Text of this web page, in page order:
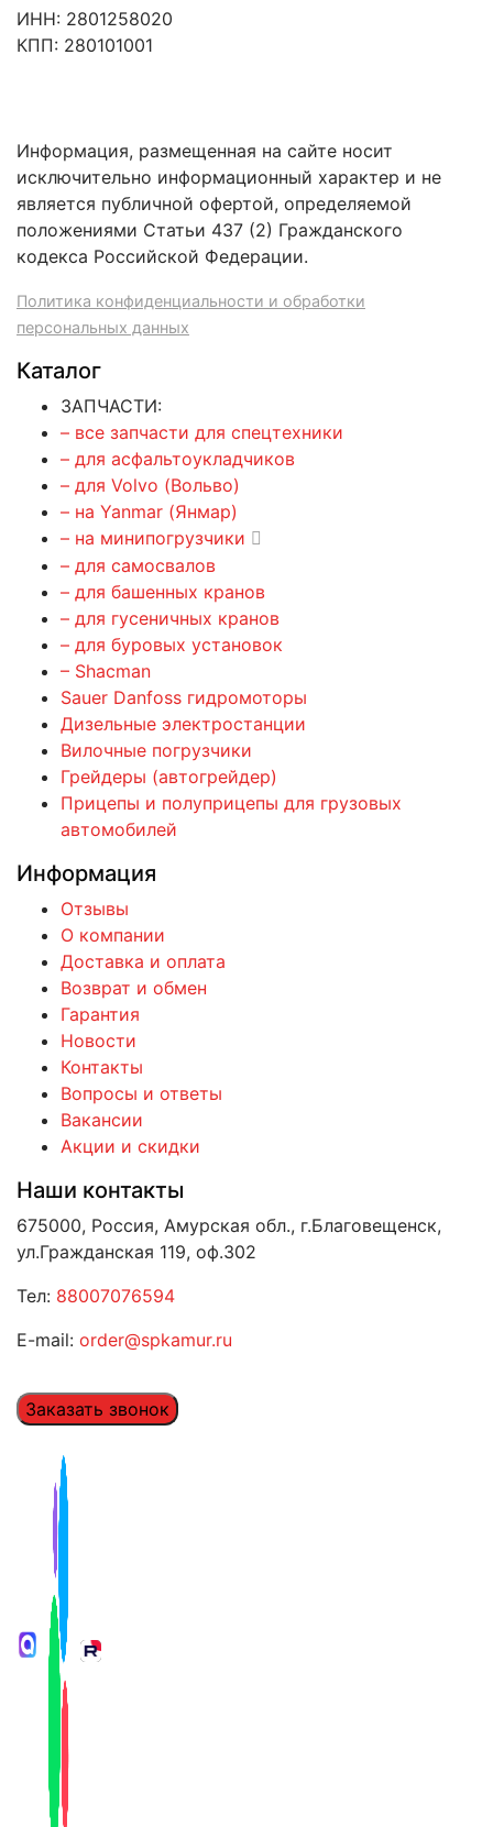
ИНН: 2801258020
КПП: 280101001
Информация, размещенная на сайте носит
исключительно информационный характер и не
является публичной офертой, определяемой
положениями Статьи 437 (2) Гражданского
кодекса Российской Федерации.
Политика конфиденциальности и обработки
персональных данных
Каталог
ЗАПЧАСТИ:
– все запчасти для спецтехники
– для асфальтоукладчиков
– для Volvo (Вольво)
– на Yanmar (Янмар)
– на минипогрузчики
– для самосвалов
– для башенных кранов
– для гусеничных кранов
– для буровых установок
– Shacman
Sauer Danfoss гидромоторы
Дизельные электростанции
Вилочные погрузчики
Грейдеры (автогрейдер)
Прицепы и полуприцепы для грузовых
автомобилей
Информация
Отзывы
О компании
Доставка и оплата
Возврат и обмен
Гарантия
Новости
Контакты
Вопросы и ответы
Вакансии
Акции и скидки
Наши контакты
675000, Россия, Амурская обл., г.Благовещенск,
ул.Гражданская 119, оф.302
Тел: 88007076594
E-mail: order@spkamur.ru
Заказать звонок